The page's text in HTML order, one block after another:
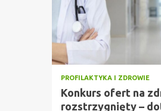
PROFILAKTYKA I ZDROWIE
Konkurs ofert na
rozstrzygnięty –